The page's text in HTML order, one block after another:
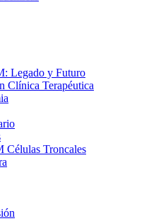
Legado y Futuro
Clínica Terapéutica
Células Troncales